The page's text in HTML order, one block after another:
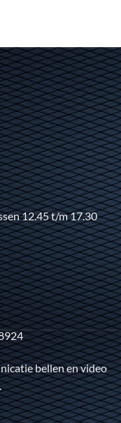
12.45 t/m 17.30
bellen en video